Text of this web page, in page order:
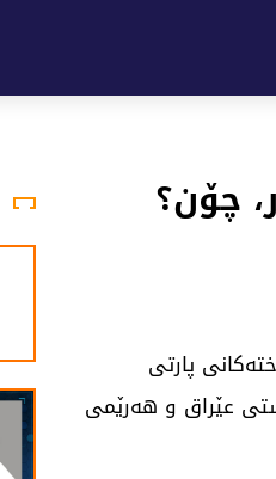
چۆن؟
پارتی
عێراق و هەرێمی